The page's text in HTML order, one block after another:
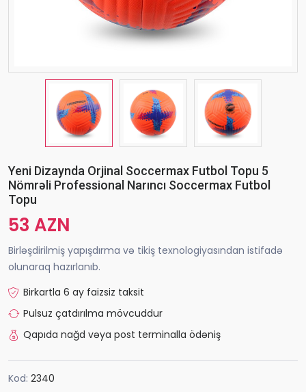
Yeni Dizaynda Orjinal Soccermax Futbol Topu 5
Nömrəli Professional Narıncı Soccermax Futbol
Topu
53 AZN
Birləşdirilmiş yapışdırma və tikiş texnologiyasından istifadə
olunaraq hazırlanıb.
Birkartla 6 ay faizsiz taksit
Pulsuz çatdırılma mövcuddur
Qapıda nağd vəya post terminalla ödəniş
Kod: 2340